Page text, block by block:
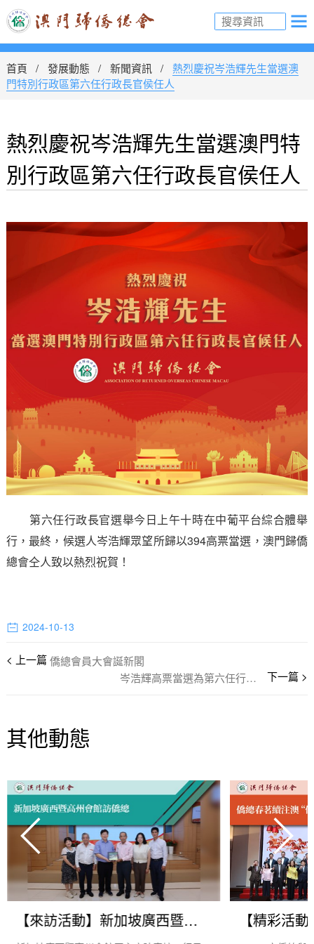
首頁 發展動態 新聞資訊
熱烈慶祝岑浩輝先生當選澳
門特別行政區第六任行政長官侯任人
熱烈慶祝岑浩輝先生當選澳門特
別行政區第六任行政長官侯任人
第六任行政長官選舉今日上午十時在中葡平台綜合體舉
行，最終，候選人岑浩輝眾望所歸以394高票當選，澳門歸僑
總會仝人致以熱烈祝賀！
2024-10-13
僑總會員大會誕新閣
岑浩輝高票當選為第六任行政長官候任人
其他動態
【來訪活動】新加坡廣西暨高州會館訪僑總